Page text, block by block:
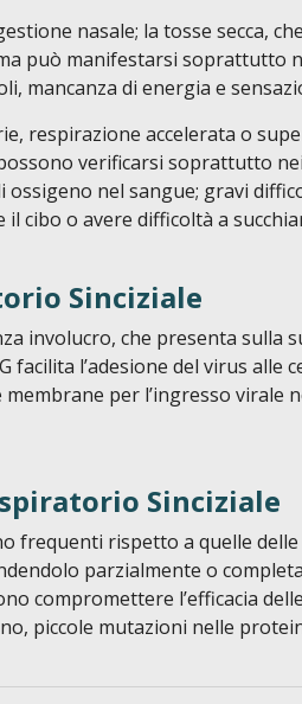
nasale; la tosse secca,
può manifestarsi soprattutto
mancanza di energia e
respirazione accelerata o
verificarsi soprattutto
nel sangue; gravi
cibo o avere difficoltà a
Sinciziale
involucro, che presenta sulla
facilita l’adesione del virus alle
per l’ingresso virale
Sinciziale
frequenti rispetto a quelle
parzialmente o
compromettere l’efficacia
piccole mutazioni nelle